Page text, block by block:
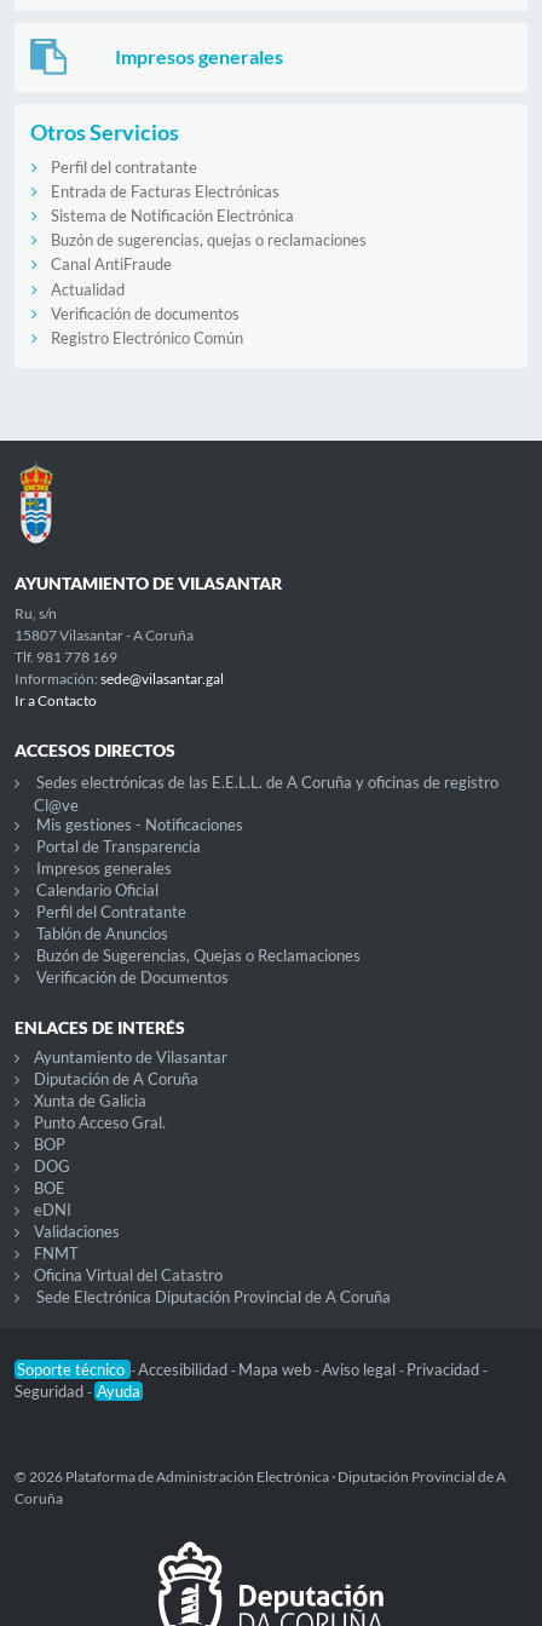
Impresos generales
Otros Servicios
Perfil del contratante
Entrada de Facturas Electrónicas
Sistema de Notificación Electrónica
Buzón de sugerencias, quejas o reclamaciones
Canal AntiFraude
Actualidad
Verificación de documentos
Registro Electrónico Común
AYUNTAMIENTO DE VILASANTAR
Ru, s/n
15807 Vilasantar - A Coruña
Tlf. 981 778 169
Información: sede@vilasantar.gal
Ir a Contacto
ACCESOS DIRECTOS
Sedes electrónicas de las E.E.L.L. de A Coruña y oficinas de registro
Cl@ve
Mis gestiones - Notificaciones
Portal de Transparencia
Impresos generales
Calendario Oficial
Perfil del Contratante
Tablón de Anuncios
Buzón de Sugerencias, Quejas o Reclamaciones
Verificación de Documentos
ENLACES DE INTERÉS
Ayuntamiento de Vilasantar
Diputación de A Coruña
Xunta de Galicia
Punto Acceso Gral.
BOP
DOG
BOE
eDNI
Validaciones
FNMT
Oficina Virtual del Catastro
Sede Electrónica Diputación Provincial de A Coruña
Soporte técnico -Accesibilidad - Mapa web -Aviso legal - Privacidad -
Seguridad - Ayuda
© 2026 Plataforma de Administración Electrónica · Diputación Provincial de A
Coruña